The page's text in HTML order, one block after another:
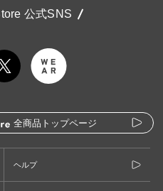
公式SNS
全商品トップページ
ヘルプ